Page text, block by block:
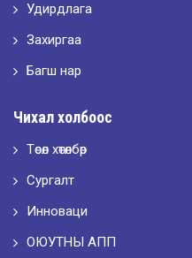
“ХҮСЛЭН 2026”
Удирдлага
Захиргаа
Багш нар
Чихал холбоос
Төсөл хөтөлбөр
Сургалт
Инноваци
ОЮУТНЫ АПП